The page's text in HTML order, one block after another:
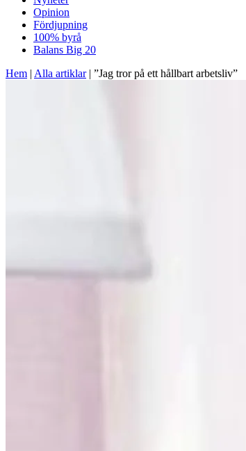
Opinion
Fördjupning
100% byrå
Balans Big 20
Hem | Alla artiklar| ”Jag tror på ett hållbart arbetsliv”